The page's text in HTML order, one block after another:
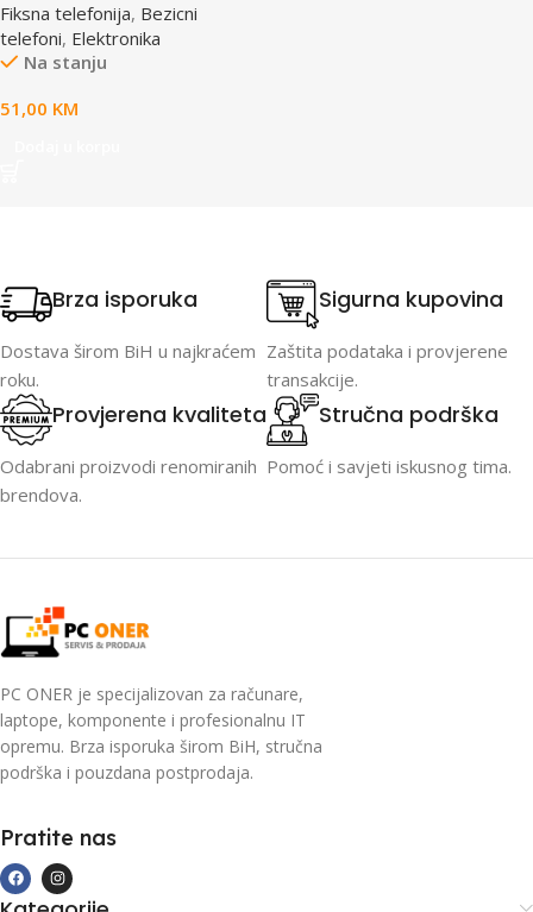
CID
Fiksna telefonija, Bezicni
telefoni, Elektronika
Na stanju
51,00 KM
Brza isporuka
Dostava širom BiH u najkraćem
roku.
Sigurna kupovina
Zaštita podataka i provjerene
transakcije.
Provjerena kvaliteta
Odabrani proizvodi renomiranih
brendova.
Stručna podrška
Pomoć i savjeti iskusnog tima.
PC ONER je specijalizovan za računare,
laptope, komponente i profesionalnu IT
opremu. Brza isporuka širom BiH, stručna
podrška i pouzdana postprodaja.
Pratite nas